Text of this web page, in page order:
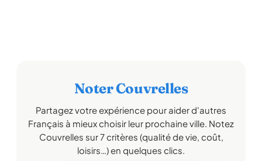
Noter Couvrelles
Partagez votre expérience pour aider d'autres
Français à mieux choisir leur prochaine ville. Notez
Couvrelles sur 7 critères (qualité de vie, coût,
loisirs…) en quelques clics.